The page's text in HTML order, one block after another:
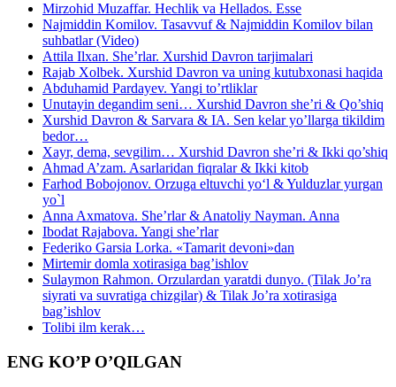
Mirzohid Muzaffar. Hechlik va Hellados. Esse
Najmiddin Komilov. Tasavvuf & Najmiddin Komilov bilan
suhbatlar (Video)
Attila Ilxan. She’rlar. Xurshid Davron tarjimalari
Rajab Xolbek. Xurshid Davron va uning kutubxonasi haqida
Abduhamid Pardayev. Yangi to’rtliklar
Unutayin degandim seni… Xurshid Davron she’ri & Qo’shiq
Xurshid Davron & Sarvara & IA. Sen kelar yo’llarga tikildim
bedor…
Xayr, dema, sevgilim… Xurshid Davron she’ri & Ikki qo’shiq
Ahmad A’zam. Asarlaridan fiqralar & Ikki kitob
Farhod Bobojonov. Orzuga eltuvchi yo‘l & Yulduzlar yurgan
yo`l
Anna Axmatova. She’rlar & Anatoliy Nayman. Anna
Ibodat Rajabova. Yangi she’rlar
Federiko Garsia Lorka. «Tamarit devoni»dan
Mirtemir domla xotirasiga bag’ishlov
Sulaymon Rahmon. Orzulardan yaratdi dunyo. (Tilak Jo’ra
siyrati va suvratiga chizgilar) & Tilak Jo’ra xotirasiga
bag’ishlov
Tolibi ilm kerak…
ENG KO’P O’QILGAN